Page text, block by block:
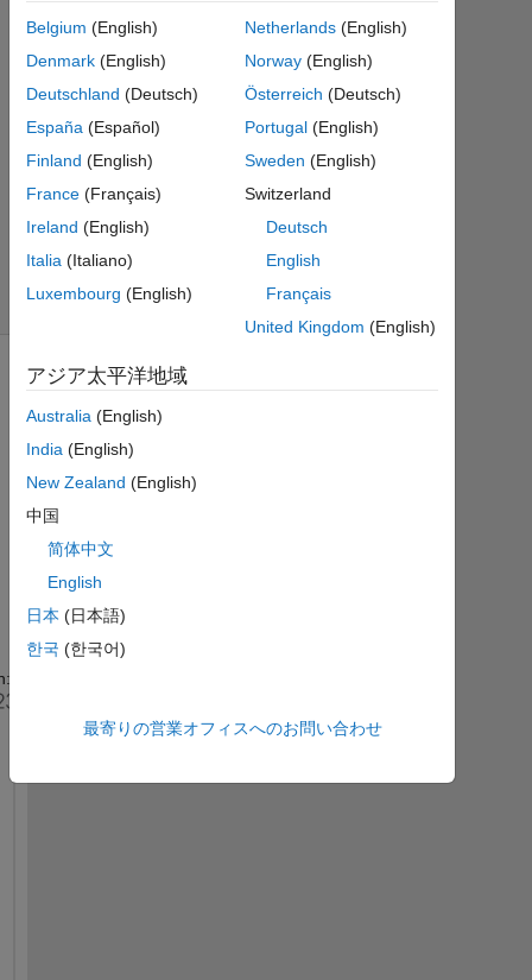
2026
6 月
9 に
更新
ビ
ュ
ー
間)
メ
ン
ト
I
Belgium (English)
Denmark (English)
Deutschland (Deutsch)
España (Español)
Finland (English)
France (Français)
Ireland (English)
Italia (Italiano)
Luxembourg (English)
Netherlands (English)
Norway (English)
Österreich (Deutsch)
Portugal (English)
Sweden (English)
Switzerland
Deutsch
English
Français
United Kingdom (English)
アジア太平洋地域
Australia (English)
India (English)
New Zealand (English)
中国
简体中文
English
日本 (日本語)
한국 (한국어)
最寄りの営業オフィスへのお問い合わせ